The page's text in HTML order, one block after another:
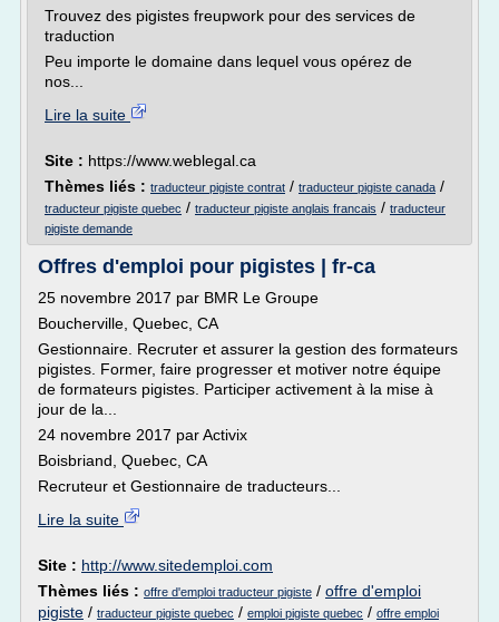
Trouvez des pigistes freupwork pour des services de
traduction
Peu importe le domaine dans lequel vous opérez de
nos...
Lire la suite
Site : https://www.weblegal.ca
Thèmes liés : traducteur pigiste contrat / traducteur pigiste canada /
traducteur pigiste quebec / traducteur pigiste anglais francais / traducteur
pigiste demande
Offres d'emploi pour pigistes | fr-ca
25 novembre 2017 par BMR Le Groupe
Boucherville, Quebec, CA
Gestionnaire. Recruter et assurer la gestion des formateurs
pigistes. Former, faire progresser et motiver notre équipe
de formateurs pigistes. Participer activement à la mise à
jour de la...
24 novembre 2017 par Activix
Boisbriand, Quebec, CA
Recruteur et Gestionnaire de traducteurs...
Lire la suite
Site : http://www.sitedemploi.com
Thèmes liés : offre d'emploi traducteur pigiste / offre d'emploi
pigiste / traducteur pigiste quebec / emploi pigiste quebec / offre emploi